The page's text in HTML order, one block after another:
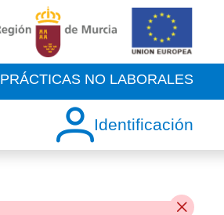
PRÁCTICAS NO LABORALES
Identificación